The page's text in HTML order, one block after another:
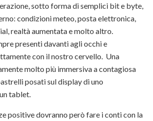
sotto forma di semplici bit e byte,
condizioni meteo, posta elettronica,
realtà aumentata e molto altro.
presenti davanti agli occhi e
con il nostro cervello. Una
molto più immersiva a contagiosa
posati sul display di uno
tablet.
positive dovranno però fare i conti con la